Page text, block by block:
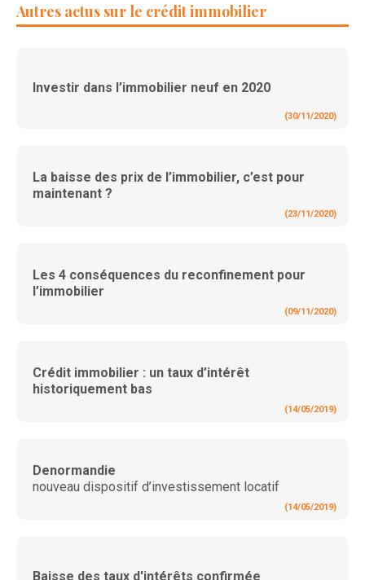
Autres actus sur le crédit immobilier
Investir dans l’immobilier neuf en 2020
(30/11/2020)
La baisse des prix de l’immobilier, c’est pour
maintenant ?
(23/11/2020)
Les 4 conséquences du reconfinement pour
l’immobilier
(09/11/2020)
Crédit immobilier : un taux d’intérêt
historiquement bas
(14/05/2019)
Denormandie
nouveau dispositif d’investissement locatif
(14/05/2019)
Baisse des taux d'intérêts confirmée